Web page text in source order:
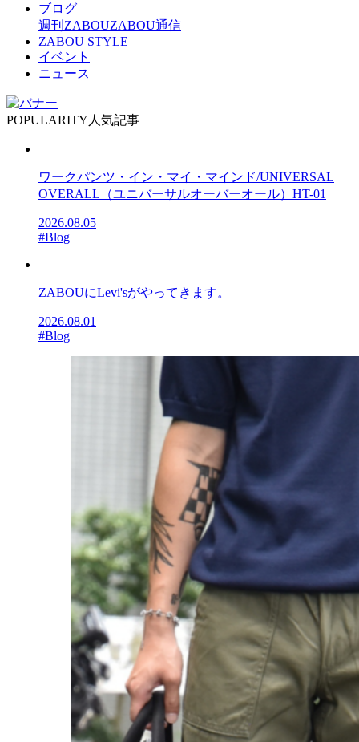
ブログ
週刊ZABOUZABOU通信
ZABOU STYLE
イベント
ニュース
POPULARITY 人気記事
ワークパンツ・イン・マイ・マインド/UNIVERSAL
OVERALL（ユニバーサルオーバーオール）HT-01
2026.08.05
#Blog
ZABOUにLevi'sがやってきます。
2026.08.01
#Blog